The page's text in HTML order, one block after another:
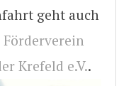
geht auch
Förderverein
Krefeld e.V..